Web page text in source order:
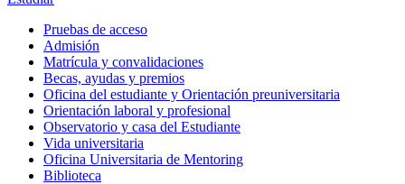
Pruebas de acceso
Admisión
Matrícula y convalidaciones
Becas, ayudas y premios
Oficina del estudiante y Orientación preuniversitaria
Orientación laboral y profesional
Observatorio y casa del Estudiante
Vida universitaria
Oficina Universitaria de Mentoring
Biblioteca